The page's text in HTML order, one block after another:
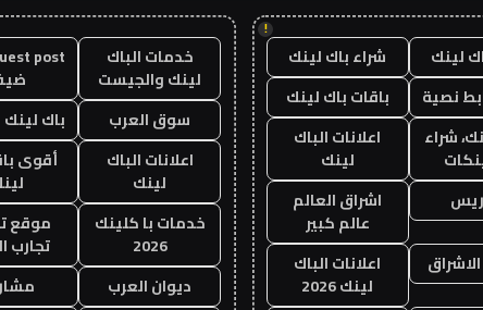
!
لينك
شراء باك لينك
نصية
باقات باك لينك
شراء
اعلانات الباك
لينك
اشراق العالم
عالم كبير
اعلانات الباك
لينك 2026
خدمات الباك
لينك والجيست
سوق العرب
باك لينك
اعلانات الباك
لينك
أقوى
خدمات با كلينك
2026
موقع
تجارب
ديوان العرب